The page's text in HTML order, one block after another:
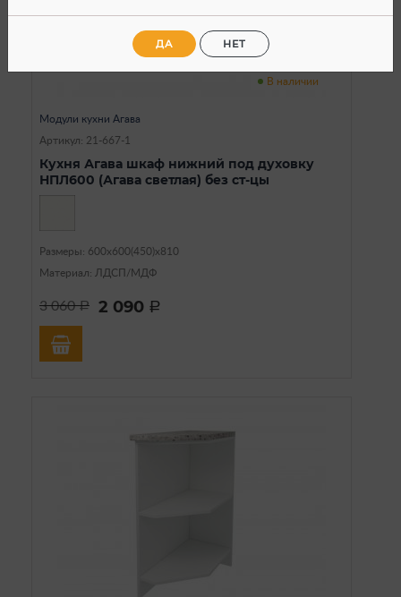
В наличии
Модули кухни Агава
Артикул: 21-667-1
Кухня Агава шкаф нижний под духовку
НПЛ600 (Агава светлая) без ст-цы
Размеры: 600х600(450)х810
Материал: ЛДСП/МДФ
3 060a 2 090 a
ДА НЕТ